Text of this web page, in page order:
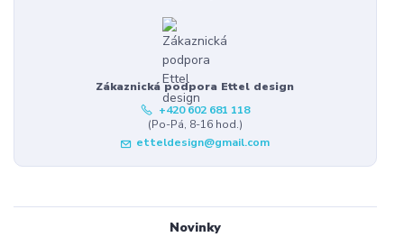
Zákaznická podpora Ettel design
+420 602 681 118
(Po-Pá, 8-16 hod.)
etteldesign@gmail.com
Novinky